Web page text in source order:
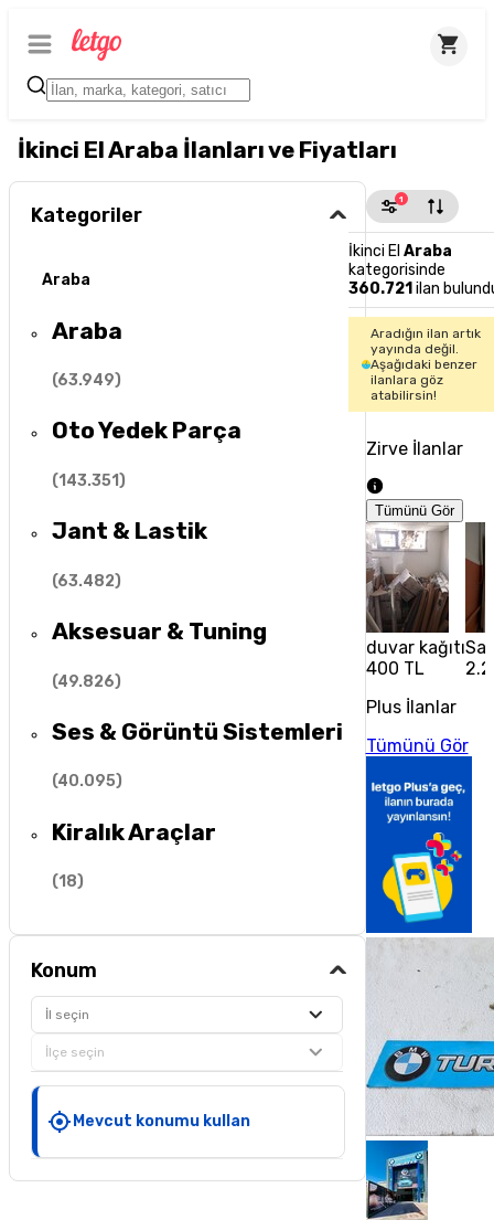
İkinci El Araba İlanları ve Fiyatları
Kategoriler
Araba
Araba
(63.949)
Oto Yedek Parça
(143.351)
Jant & Lastik
(63.482)
Aksesuar & Tuning
(49.826)
Ses & Görüntü Sistemleri
(40.095)
Kiralık Araçlar
(18)
Konum
İl seçin
İlçe seçin
Mevcut konumu kullan
1
İkinci El Araba
kategorisinde
360.721 ilan
Aradığın ilan artık
yayında değil.
Aşağıdaki benzer
ilanlara göz
atabilirsin!
Zirve İlanlar
Tümünü Gör
duvar kağıtı
400 TL
Plus İlanlar
Tümünü Gör